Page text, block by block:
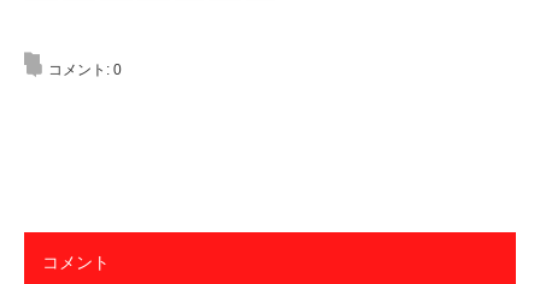
コメント: 0
コメント